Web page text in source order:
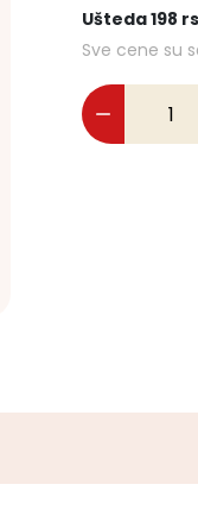
Ušteda 198
Sve cene su